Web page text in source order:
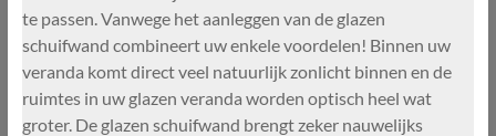
te passen. Vanwege het aanleggen van de glazen
schuifwand combineert uw enkele voordelen! Binnen uw
veranda komt direct veel natuurlijk zonlicht binnen en de
ruimtes in uw glazen veranda worden optisch heel wat
groter. De glazen schuifwand brengt zeker nauwelijks